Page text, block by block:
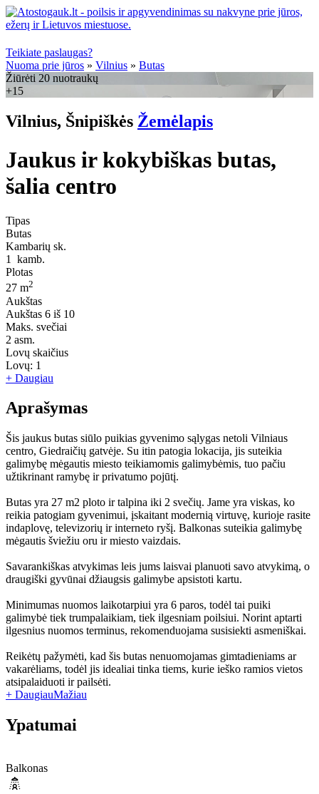
Teikiate paslaugas?
Nuoma prie jūros » Vilnius » Butas
Žiūrėti 20 nuotraukų
+15
Vilnius, Šnipiškės Žemėlapis
Jaukus ir kokybiškas butas,
šalia centro
Tipas
Butas
Kambarių sk.
1
kamb.
Plotas
27 m2
Aukštas
Aukštas 6 iš 10
Maks. svečiai
2 asm.
Lovų skaičius
Lovų: 1
+ Daugiau
Aprašymas
Šis jaukus butas siūlo puikias gyvenimo sąlygas netoli Vilniaus
centro, Giedraičių gatvėje. Su itin patogia lokacija, jis suteikia
galimybę mėgautis miesto teikiamomis galimybėmis, tuo pačiu
užtikrinant ramybę ir privatumo pojūtį.
Butas yra 27 m2 ploto ir talpina iki 2 svečių. Jame yra viskas, ko
reikia patogiam gyvenimui, įskaitant modernią virtuvę, kurioje rasite
indaplovę, televizorių ir interneto ryšį. Balkonas suteikia galimybę
mėgautis šviežiu oru ir miesto vaizdais.
Savarankiškas atvykimas leis jums laisvai planuoti savo atvykimą, o
draugiški gyvūnai džiaugsis galimybe apsistoti kartu.
Minimumas nuomos laikotarpiui yra 6 paros, todėl tai puiki
galimybė tiek trumpalaikiam, tiek ilgesniam poilsiui. Norint aptarti
ilgesnius nuomos terminus, rekomenduojama susisiekti asmeniškai.
Reikėtų pažymėti, kad šis butas nenuomojamas gimtadieniams ar
vakarėliams, todėl jis idealiai tinka tiems, kurie ieško ramios vietos
atsipalaiduoti ir pailsėti.
+ DaugiauMažiau
Ypatumai
Balkonas